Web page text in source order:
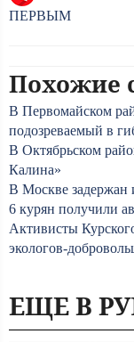
ПЕРВЫМ
Похожие
В Первомайском
подозреваемый в
В Октябрьском
Калина»
В Москве задержан
6 курян получили
Активисты
экологов-
ЕЩЕ В